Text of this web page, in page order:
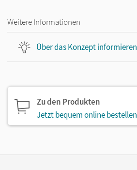
Weitere Informationen
Über das Konzept informieren
Zu den Produkten
Jetzt bequem online bestellen